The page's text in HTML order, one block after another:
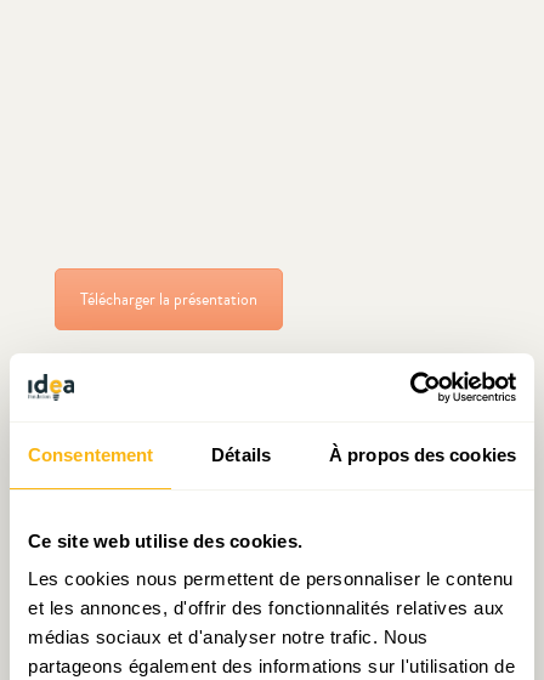
Consentement Détails À propos des cookies
Ce site web utilise des cookies.
Les cookies nous permettent de personnaliser le contenu
et les annonces, d'offrir des fonctionnalités relatives aux
médias sociaux et d'analyser notre trafic. Nous
partageons également des informations sur l'utilisation de
Télécharger la présentation
Articles liés